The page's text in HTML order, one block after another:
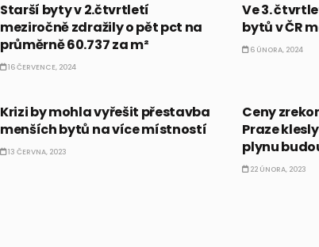
Starší byty v 2.čtvrtletí
meziročně zdražily o pět pct na
průměrně 60.737 za m²
16 ČERVENCE, 2024
Ve 3.
bytů v ČR
6 ÚNORA, 2024
Krizi by mohla vyřešit přestavba
menších bytů na více místností
13 ČERVNA, 2023
Ceny
Praze
plynu
22 ÚNORA, 2023